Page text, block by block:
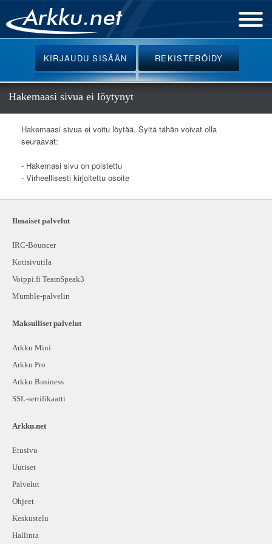
Etusivu
Uutiset
Palvelut
Ohjeet
Keskustelu
Oikotiet
KIRJAUDUSISÄÄN REKISTERÖIDY
Hakemaasi sivua ei löytynyt
Hakemaasi sivua ei voitu löytää. Syitä tähän voivat olla
seuraavat:
- Hakemasi sivu on poistettu
- Virheellisesti kirjoitettu osoite
Ilmaiset palvelut
IRC-Bouncer
Kotisivutila
Voippi.fi TeamSpeak3
Mumble-palvelin
Maksulliset palvelut
Arkku Mini
Arkku Pro
Arkku Business
SSL-sertifikaatti
Arkku.net
Etusivu
Uutiset
Palvelut
Ohjeet
Keskustelu
Hallinta